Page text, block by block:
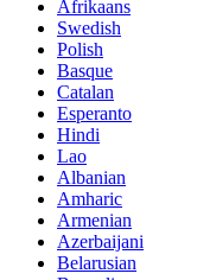
Afrikaans
Swedish
Polish
Basque
Catalan
Esperanto
Hindi
Lao
Albanian
Amharic
Armenian
Azerbaijani
Belarusian